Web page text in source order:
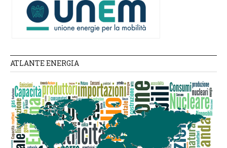
ATLANTE ENERGIA